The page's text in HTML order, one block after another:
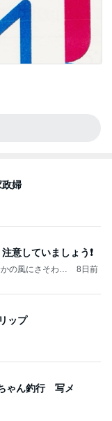
政婦
意していましょう❗️
の風にさそわれ
8日前
ップ
中ちゃん釣行 写メ